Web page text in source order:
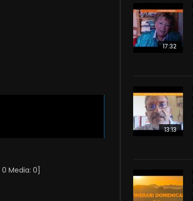
0 Media: 0
17:32
13:13